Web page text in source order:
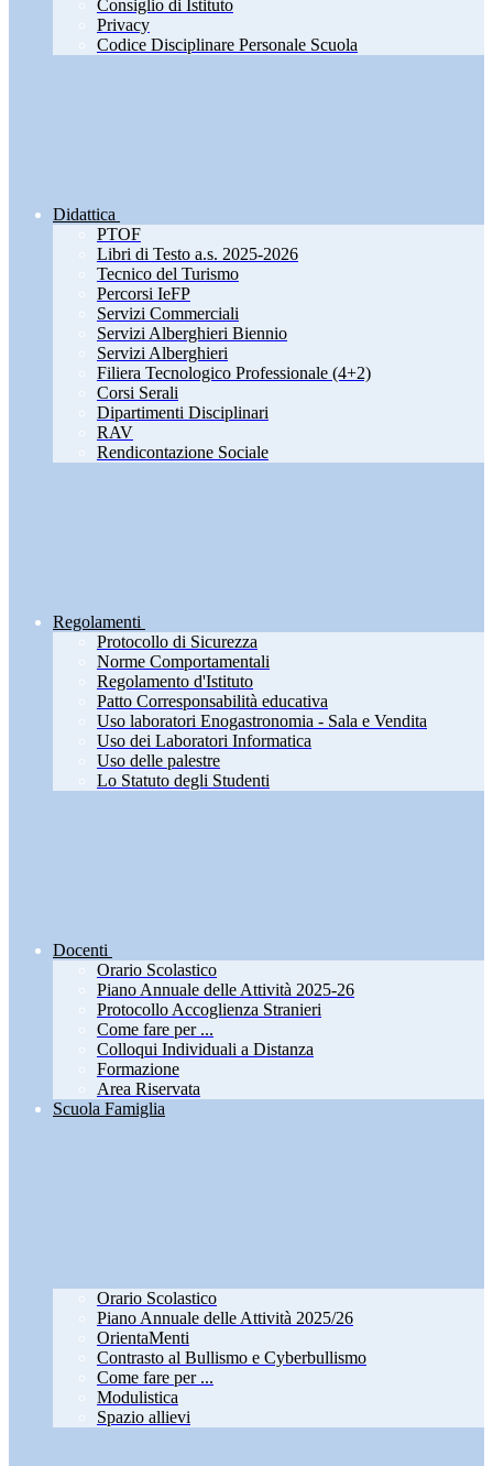
Consiglio di Istituto
Privacy
Codice Disciplinare Personale Scuola
Didattica
PTOF
Libri di Testo a.s. 2025-2026
Tecnico del Turismo
Percorsi IeFP
Servizi Commerciali
Servizi Alberghieri Biennio
Servizi Alberghieri
Filiera Tecnologico Professionale (4+2)
Corsi Serali
Dipartimenti Disciplinari
RAV
Rendicontazione Sociale
Regolamenti
Protocollo di Sicurezza
Norme Comportamentali
Regolamento d'Istituto
Patto Corresponsabilità educativa
Uso laboratori Enogastronomia - Sala e Vendita
Uso dei Laboratori Informatica
Uso delle palestre
Lo Statuto degli Studenti
Docenti
Orario Scolastico
Piano Annuale delle Attività 2025-26
Protocollo Accoglienza Stranieri
Come fare per ...
Colloqui Individuali a Distanza
Formazione
Area Riservata
Scuola Famiglia
Orario Scolastico
Piano Annuale delle Attività 2025/26
OrientaMenti
Contrasto al Bullismo e Cyberbullismo
Come fare per ...
Modulistica
Spazio allievi